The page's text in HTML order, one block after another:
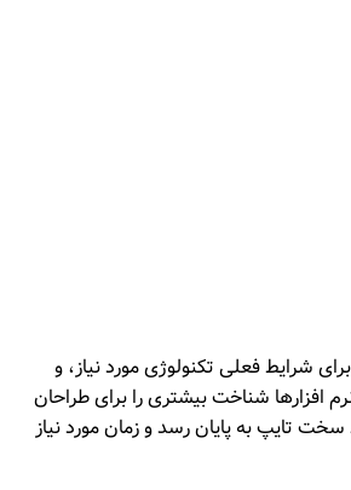
شرایط فعلی تکنولوژی مورد نیاز، و
افزارها شناخت بیشتری را برای طراحان
تایپ به پایان رسد و زمان مورد نیاز